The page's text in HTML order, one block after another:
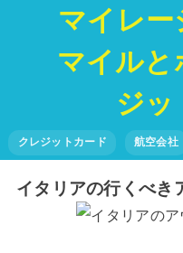
マイレー
マイルと
ジッ
クレジットカード 航空会社
イタリアの行くべき